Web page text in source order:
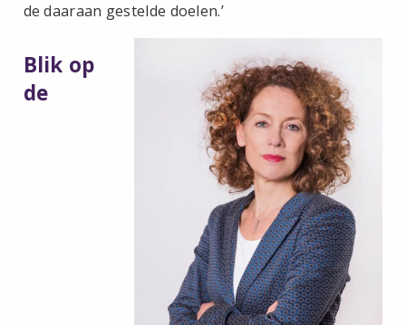
de daaraan gestelde doelen.’
Blik op
de